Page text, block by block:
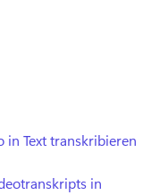
in Text transkribieren
in